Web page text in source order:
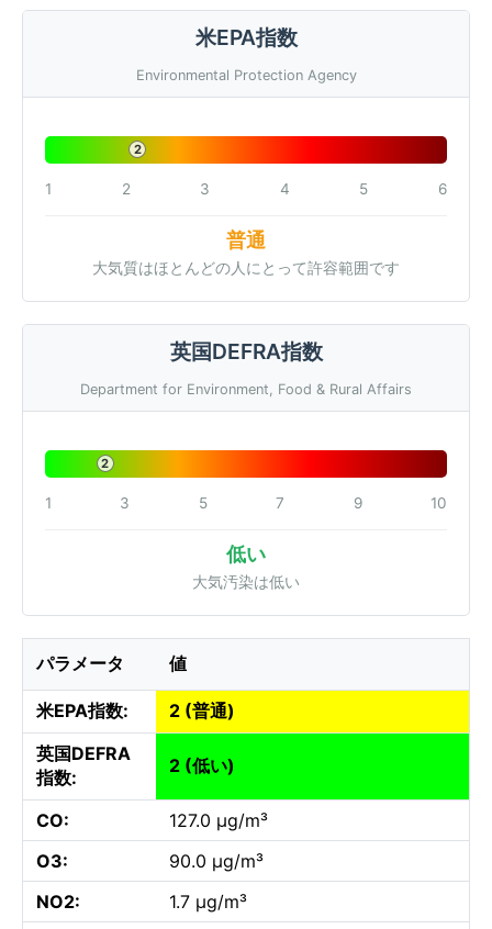
米EPA指数
Environmental Protection Agency
2
1 2 3 4 5 6
普通
大気質はほとんどの人にとって許容範囲です
英国DEFRA指数
Department for Environment, Food & Rural Affairs
2
1 3 5 7 9 10
低い
大気汚染は低い
パラメータ 値
米EPA指数:
2 (普通)
英国DEFRA
指数:
2 (低い)
CO:
127.0 µg/m³
O3:
90.0 µg/m³
NO2:
1.7 µg/m³